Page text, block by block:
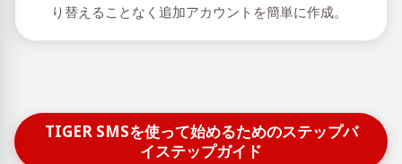
り替えることなく追加アカウントを簡単に作成。
TIGER SMSを使って始めるためのステップバ
イステップガイド